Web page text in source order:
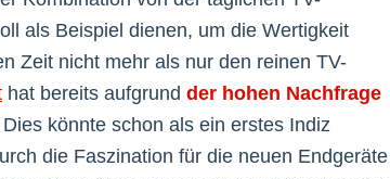
als Beispiel dienen, um die Wertigkeit
Zeit nicht mehr als nur den reinen TV-
hat bereits aufgrund der hohen Nachfrage
könnte schon als ein erstes Indiz
die Faszination für die neuen Endgeräte